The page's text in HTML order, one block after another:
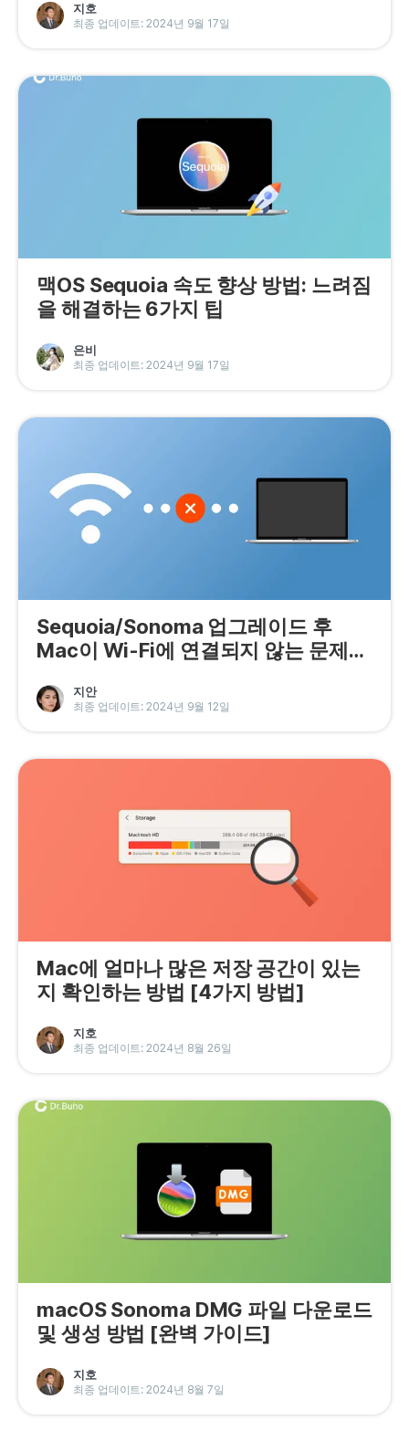
지호
최종 업데이트: 2024년 9월 17일
맥OS Sequoia 속도 향상 방법: 느려짐
을 해결하는 6가지 팁
은비
최종 업데이트: 2024년 9월 17일
Sequoia/Sonoma 업그레이드 후
Mac이 Wi-Fi에 연결되지 않는 문제를
지안
최종 업데이트: 2024년 9월 12일
Mac에 얼마나 많은 저장 공간이 있는
지 확인하는 방법 [4가지 방법]
지호
최종 업데이트: 2024년 8월 26일
macOS Sonoma DMG 파일 다운로드
및 생성 방법 [완벽 가이드]
지호
최종 업데이트: 2024년 8월 7일